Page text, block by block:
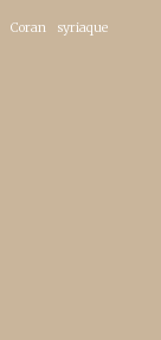
Coran syriaque